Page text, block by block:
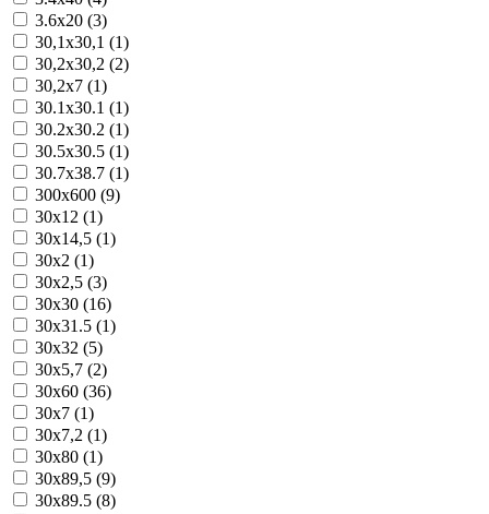
3.6x20 (3)
30,1x30,1 (1)
30,2x30,2 (2)
30,2x7 (1)
30.1x30.1 (1)
30.2x30.2 (1)
30.5x30.5 (1)
30.7x38.7 (1)
300x600 (9)
30x12 (1)
30x14,5 (1)
30x2 (1)
30x2,5 (3)
30x30 (16)
30x31.5 (1)
30x32 (5)
30x5,7 (2)
30x60 (36)
30x7 (1)
30x7,2 (1)
30x80 (1)
30x89,5 (9)
30x89.5 (8)